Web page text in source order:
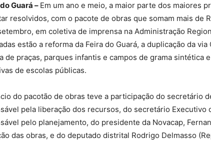
Guará – Em um ano e meio, a maior parte dos maiores
resolvidos, com o pacote de obras que somam mais de
em coletiva de imprensa na Administração
estão a reforma da Feira do Guará, a duplicação da
de praças, parques infantis e campos de grama sintética
de escolas públicas.
do pacotão de obras teve a participação do secretário
pela liberação dos recursos, do secretário Executivo
pelo planejamento, do presidente da Novacap,
das obras, e do deputado distrital Rodrigo Delmasso